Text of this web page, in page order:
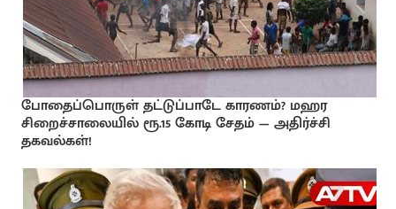
போதைப்பொருள் தட்டுப்பாடே காரணம்? மஹர
சிறைச்சாலையில் ரூ.15 கோடி சேதம் — அதிர்ச்சி
தகவல்கள்!